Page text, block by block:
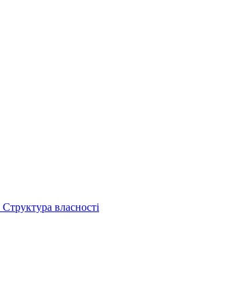
Структура власності